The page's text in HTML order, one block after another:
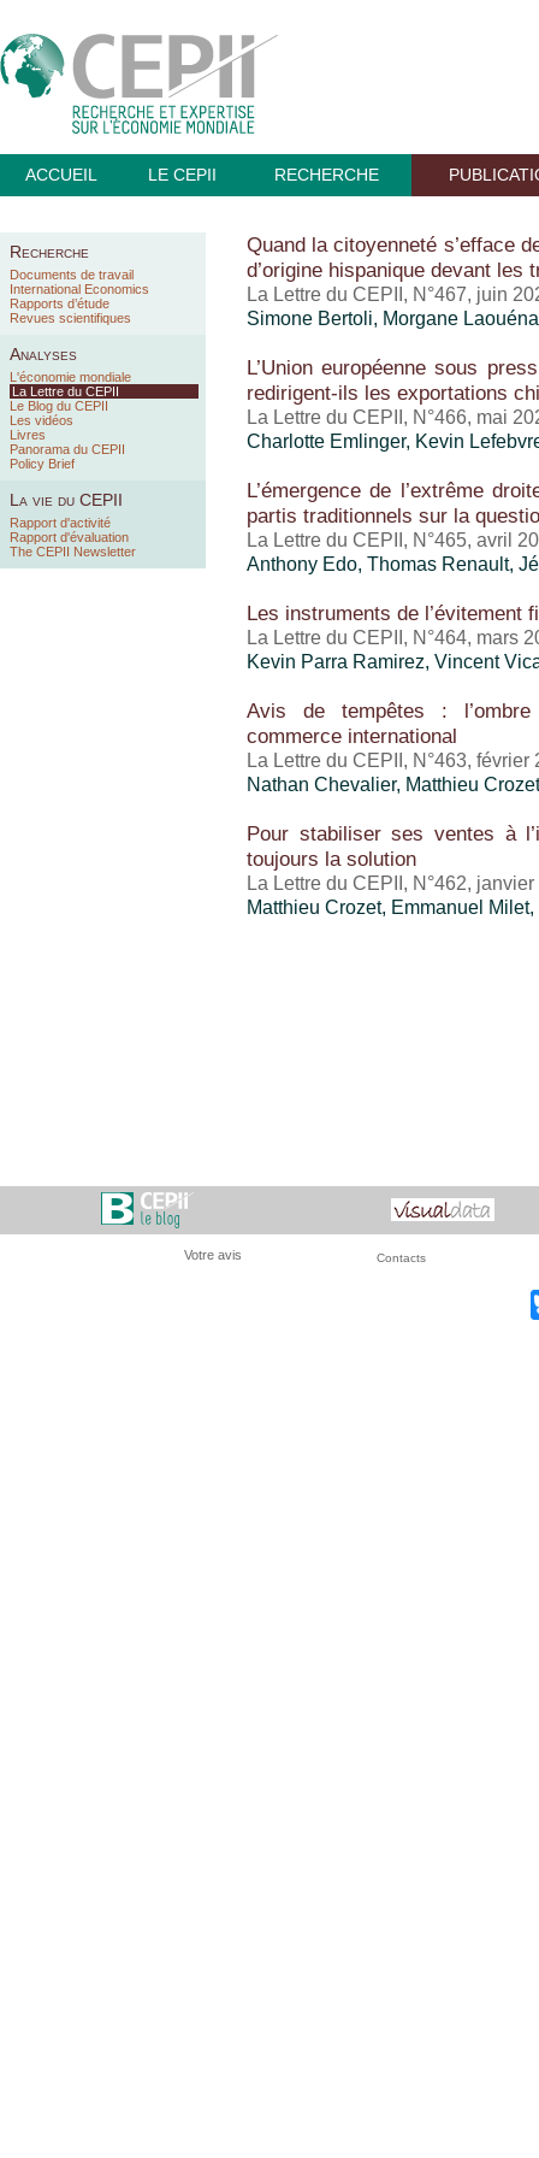
ACCUEIL LE CEPII RECHERCHE
Recherche
Documents de travail
International Economics
Rapports d’étude
Revues scientifiques
Analyses
L'économie mondiale
La Lettre du CEPII
Le Blog du CEPII
Les vidéos
Livres
Panorama du CEPII
Policy Brief
La vie du CEPII
Rapport d'activité
Rapport d'évaluation
The CEPII Newsletter
Quand la citoyenneté s’efface
d’origine hispanique devant les
La Lettre du CEPII, N°467, juin
Simone Bertoli, Morgane
L’Union européenne sous
redirigent-ils les exportations
La Lettre du CEPII, N°466, mai
Charlotte Emlinger, Kevin
L’émergence de l’extrême
partis traditionnels sur la
La Lettre du CEPII, N°465, avril
Anthony Edo, Thomas Renault,
Les instruments de l’évitement
La Lettre du CEPII, N°464, mars
Kevin Parra Ramirez, Vincent
Avis de tempêtes :
commerce international
La Lettre du CEPII, N°463, février
Nathan Chevalier, Matthieu Crozet
Pour stabiliser ses ventes à
toujours la solution
La Lettre du CEPII, N°462,
Matthieu Crozet, Emmanuel Milet,
Votre avis Contacts